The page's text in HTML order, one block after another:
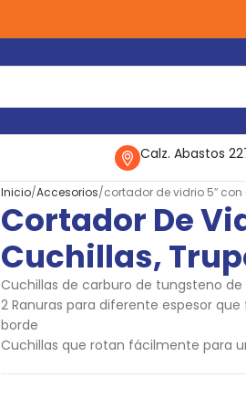
Calz. Abastos
Inicio Accesorios cortador de vidrio 5″
Cortador De
Cuchillas,
Cuchillas de carburo de tungsteno
2 Ranuras para diferente espesor
borde
Cuchillas que rotan fácilmente para